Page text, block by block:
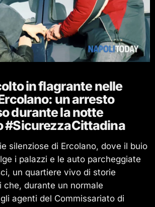
in flagrante nelle
un arresto
durante la notte
#SicurezzaCittadina
silenziose di Ercolano, dove il buio
i palazzi e le auto parcheggiate
un quartiere vivo di storie
che, durante un normale
agenti del Commissariato di